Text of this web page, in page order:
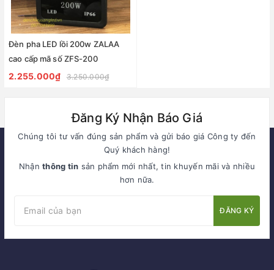
Đèn pha LED lồi 200w ZALAA
cao cấp mã số ZFS-200
2.255.000₫ 3.250.000₫
Đăng Ký Nhận Báo Giá
Chúng tôi tư vấn đúng sản phẩm và gửi báo giá Công ty đến
Quý khách hàng!
Nhậnthông tin sản phẩm mới nhất, tin khuyến mãi và nhiều
hơn nữa.
ĐĂNG KÝ